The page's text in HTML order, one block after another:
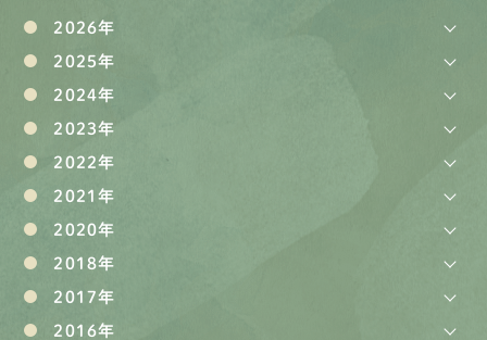
2026年
2025年
2024年
2023年
2022年
2021年
2020年
2018年
2017年
2016年